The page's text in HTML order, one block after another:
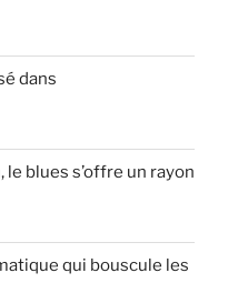
dans
le blues s’offre un rayon
qui bouscule les